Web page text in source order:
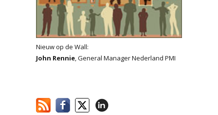
Nieuw op de Wall:
John Rennie, General Manager Nederland PMI